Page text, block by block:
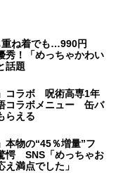
重ね着でも…990円
秀！「めっちゃかわい
話題
コラボ 呪術高専1年
コラボメニュー 缶バ
らえる
本物の“45％増量”フ
愕 SNS「めっちゃお
満点でした」